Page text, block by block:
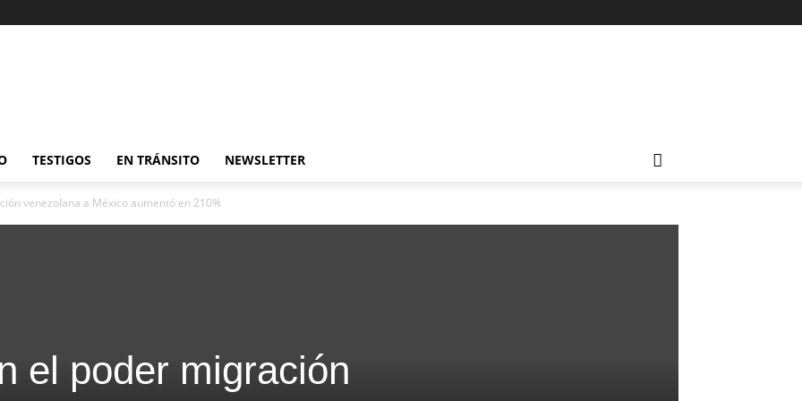
TESTIGOS EN TRÁNSITO NEWSLETTER
venezolana a México aumentó en 210%
el poder migración